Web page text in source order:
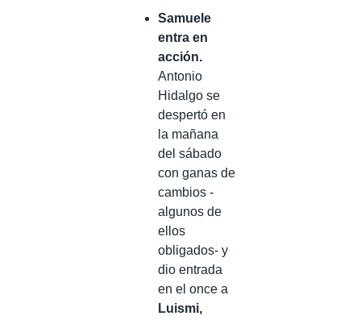
Samuele
entra en
acción.
Antonio
Hidalgo se
despertó en
la mañana
del sábado
con ganas de
cambios -
algunos de
ellos
obligados- y
dio entrada
en el once a
Luismi,